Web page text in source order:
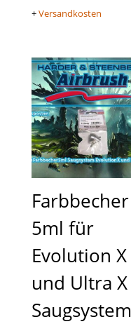
+Versandkosten
Farbbecher
5ml für
Evolution X
und Ultra X
Saugsystem